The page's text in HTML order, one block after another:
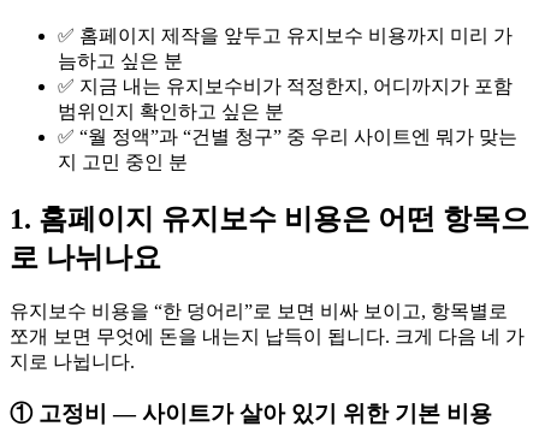
✅ 홈페이지 제작을 앞두고 유지보수 비용까지 미리 가
늠하고 싶은 분
✅ 지금 내는 유지보수비가 적정한지, 어디까지가 포함
범위인지 확인하고 싶은 분
✅ “월 정액”과 “건별 청구” 중 우리 사이트엔 뭐가 맞는
지 고민 중인 분
1. 홈페이지 유지보수 비용은 어떤 항목으
로 나뉘나요
유지보수 비용을 “한 덩어리”로 보면 비싸 보이고, 항목별로
쪼개 보면 무엇에 돈을 내는지 납득이 됩니다. 크게 다음 네 가
지로 나뉩니다.
① 고정비 — 사이트가 살아 있기 위한 기본 비용